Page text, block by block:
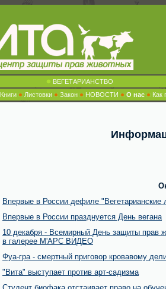
ВЕГЕТАРИАНСТВО
Книги Листовки Закон НОВОСТИ О нас Как
Впервые в России дефиле "Вегетарианские
Впервые в России празднуется День вегана
10 декабря - Всемирный День защиты прав
в галерее М'АРС ВИДЕО
Фуа-гра - смертный приговор кровавому
"Вита" выступает против арт-садизма